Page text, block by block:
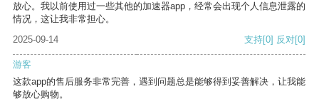
放心。我以前使用过一些其他的加速器app，经常会出现个人信息泄露的
情况，这让我非常担心。
2025-09-14
支持[0] 反对[0]
游客
这款app的售后服务非常完善，遇到问题总是能够得到妥善解决，让我能
够放心购物。